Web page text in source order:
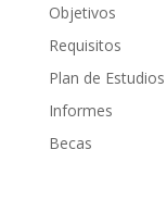
Objetivos
Requisitos
Plan de Estudios
Informes
Becas